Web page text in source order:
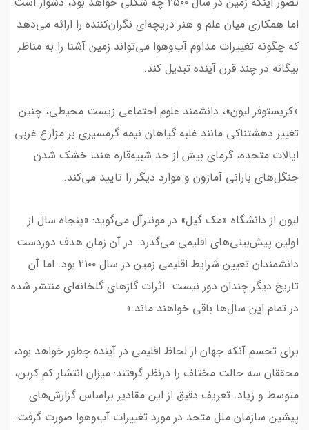
اما همکاری میان علم و هنر دریچه‌ای نگران‌کننده را ارائه می‌دهد
که چگونه تغییرات مداوم آب‌وهوا می‌تواند زمین آشنا را به مناظر
بیگانه در چند قرن آینده تبدیل کند.
«کریستوفر لیون»، دانشمند علوم اجتماعی زیست محیطی، چنین
تغییر دهشتناکی مانند غلبه گیاهان نیمه گرمسیری بر مزارع غربی
ایالات متحده، گرمای بیش از حد شبیه‌قاره هند، خشک شدن
جنگل‌های بارانی آمازون و موارد دیگر را تایید می‌کند.
لیون از دانشگاه «مک گیل» در مونترآل می‌گوید: «پنجاه سال از
اولین پیش‌بینی‌های اقلیمی می‌گذرد. در آن زمان هدف دوردست
دانشمندان تعیین شرایط اقلیمی زمین در سال ۲۱۰۰ بود. اما آن
تاریخ دیگر چندان دور نیست. اثرات گازهای گلخانه‌ای منتشر شده
در تمام این سال‌ها باقی خواهند ماند.»
برای تجسم آنکه جهان از لحاظ اقلیمی در آینده چطور خواهد بود،
محققان سه حالت مختلف را درنظر گرفتند: میزان انتشار کم کربن،
متوسط و زیاد. تعریف دقیق از این مقادیر براساس گزارش‌های
پیشین سازمان ملل متحد در مورد تغییرات آب‌وهوا صورت گرفت.